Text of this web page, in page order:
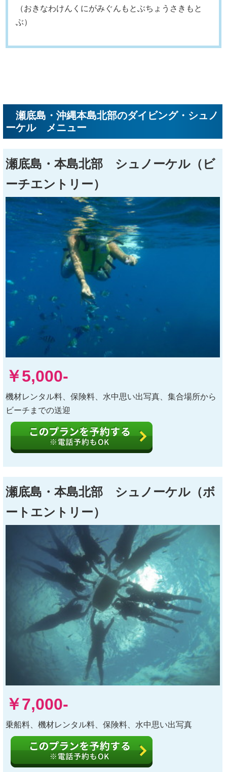
（おきなわけんくにがみぐんもとぶちょうさきもと
ぶ）
瀬底島・沖縄本島北部のダイビング・シュノ
ーケル メニュー
瀬底島・本島北部 シュノーケル（ビ
ーチエントリー）
￥5,000-
機材レンタル料、保険料、水中思い出写真、集合場所から
ビーチまでの送迎
瀬底島・本島北部 シュノーケル（ボ
ートエントリー）
￥7,000-
乗船料、機材レンタル料、保険料、水中思い出写真